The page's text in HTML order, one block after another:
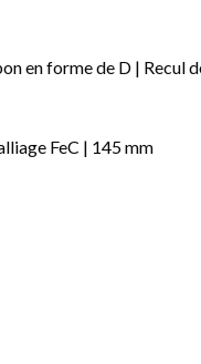
en forme de D | Recul
FeC | 145 mm